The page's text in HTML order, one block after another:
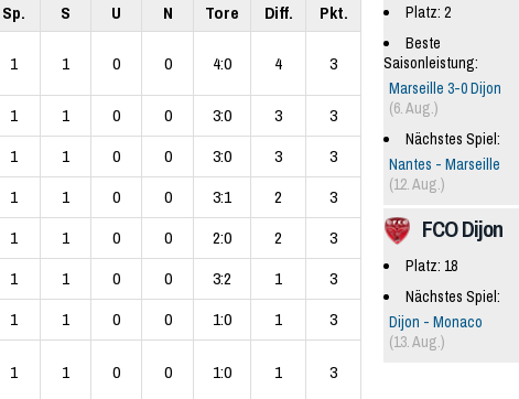
Sp. S U N Tore Diff. Pkt.
1 1 0 0 4:0 4 3
1 1 0 0 3:0 3
3
1 1 0 0 3:0 3
3
1 1 0 0 3:1 2
3
1 1 0 0 2:0 2
3
1 1 0 0 3:2 1
3
1 1 0 0 1:0 1 3
1 1 0 0 1:0 1 3
Platz: 2
Beste
Saisonleistung:
Marseille 3-0 Dijon
(6. Aug.)
Nächstes Spiel:
Nantes - Marseille
(12. Aug.)
FCO Dijon
Platz: 18
Nächstes Spiel:
Dijon - Monaco
(13. Aug.)